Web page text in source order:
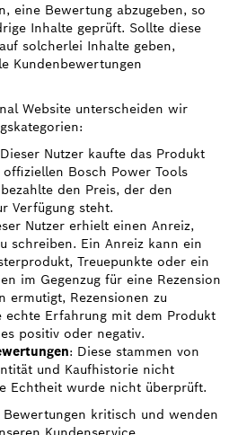
eine Bewertung abzugeben, so
Inhalte geprüft. Sollte diese
solcherlei Inhalte geben,
Kundenbewertungen
Website unterscheiden wir
Nutzer kaufte das Produkt
Bosch Power Tools
den Preis, der den
Verfügung steht.
Nutzer erhielt einen Anreiz,
schreiben. Ein Anreiz kann ein
Treuepunkte oder ein
im Gegenzug für eine Rezension
ermutigt, Rezensionen zu
echte Erfahrung mit dem Produkt
positiv oder negativ.
: Diese stammen von
und Kaufhistorie nicht
Echtheit wurde nicht überprüft.
kritisch und wenden